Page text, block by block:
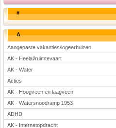
#
A
Aangepaste vakanties/logeerhuizen
AK - Heelal/ruimtevaart
AK - Water
Acties
AK - Hoogveen en laagveen
AK - Watersnoodramp 1953
ADHD
AK - Internetopdracht